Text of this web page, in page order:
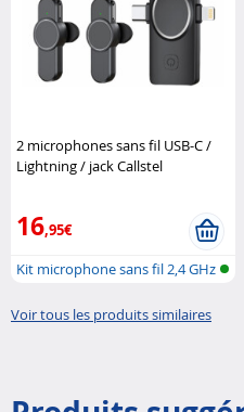
2 microphones sans fil USB-C /
Lightning / jack Callstel
16,95€
Kit microphone sans fil 2,4 GHz
Voir tous les produits similaires